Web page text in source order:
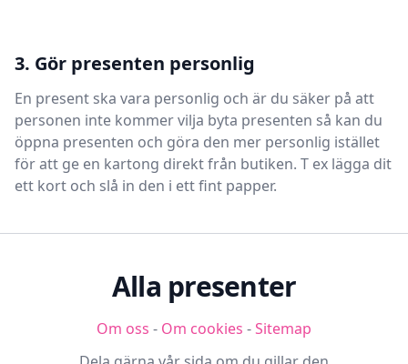
3. Gör presenten personlig
En present ska vara personlig och är du säker på att
personen inte kommer vilja byta presenten så kan du
öppna presenten och göra den mer personlig istället
för att ge en kartong direkt från butiken. T ex lägga dit
ett kort och slå in den i ett fint papper.
Alla presenter
Om oss - Om cookies -Sitemap